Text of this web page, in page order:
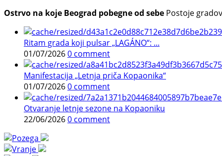
Ostrvo na koje Beograd pobegne od sebe Postoje
Ritam grada koji pulsar „LAGÁNO“: ...
01/07/20260 comment
Manifestacija „Letnja priča Kopaonika“
01/07/20260 comment
Otvaranje letnje sezone na Kopaoniku
22/06/20260 comment